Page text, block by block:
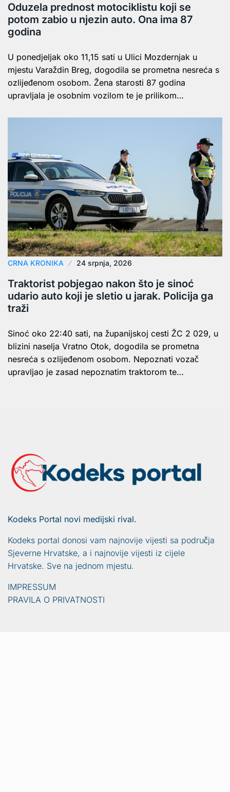
Oduzela prednost motociklistu koji se
potom zabio u njezin auto. Ona ima 87
godina
U ponedjeljak oko 11,15 sati u Ulici Mozdernjak u
mjestu Varaždin Breg, dogodila se prometna nesreća s
ozlijeđenom osobom. Žena starosti 87 godina
upravljala je osobnim vozilom te je prilikom…
CRNA KRONIKA 24 srpnja, 2026
Traktorist pobjegao nakon što je sinoć
udario auto koji je sletio u jarak. Policija ga
traži
Sinoć oko 22:40 sati, na županijskoj cesti ŽC 2 029, u
blizini naselja Vratno Otok, dogodila se prometna
nesreća s ozlijeđenom osobom. Nepoznati vozač
upravljao je zasad nepoznatim traktorom te…
Kodeks Portal novi medijski rival.
Kodeks portal donosi vam najnovije vijesti sa područja
Sjeverne Hrvatske, a i najnovije vijesti iz cijele
Hrvatske. Sve na jednom mjestu.
IMPRESSUM
PRAVILA O PRIVATNOSTI